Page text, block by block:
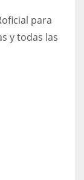
para
y todas las